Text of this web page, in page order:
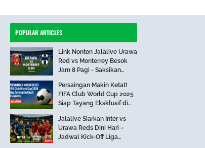
POPULAR ARTICLES
Link Nonton Jalalive Urawa
Red vs Monterrey Besok
Jam 8 Pagi - Saksikan
Persaingan Makin Ketat!
FIFA Club World Cup 2025
Siap Tayang Eksklusif di
Jalalive Siarkan Inter vs
Urawa Reds Dini Hari –
Jadwal Kick-Off Liga